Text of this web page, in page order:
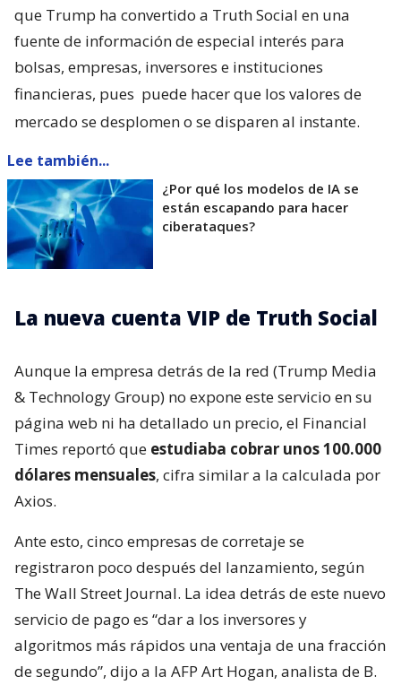
que Trump ha convertido a Truth Social en una
fuente de información de especial interés para
bolsas, empresas, inversores e instituciones
financieras, pues puede hacer que los valores de
mercado se desplomen o se disparen al instante.
Lee también...
¿Por qué los modelos de IA se
están escapando para hacer
ciberataques?
La nueva cuenta VIP de Truth Social
Aunque la empresa detrás de la red (Trump Media
& Technology Group) no expone este servicio en su
página web ni ha detallado un precio, el Financial
Times reportó que estudiaba cobrar unos 100.000
dólares mensuales, cifra similar a la calculada por
Axios.
Ante esto, cinco empresas de corretaje se
registraron poco después del lanzamiento, según
The Wall Street Journal. La idea detrás de este nuevo
servicio de pago es “dar a los inversores y
algoritmos más rápidos una ventaja de una fracción
de segundo”, dijo a la AFP Art Hogan, analista de B.